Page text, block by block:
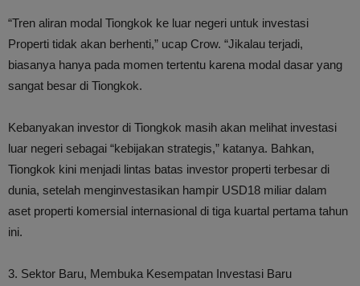
“Tren aliran modal Tiongkok ke luar negeri untuk investasi
Properti tidak akan berhenti,” ucap Crow. “Jikalau terjadi,
biasanya hanya pada momen tertentu karena modal dasar yang
sangat besar di Tiongkok.
Kebanyakan investor di Tiongkok masih akan melihat investasi
luar negeri sebagai “kebijakan strategis,” katanya. Bahkan,
Tiongkok kini menjadi lintas batas investor properti terbesar di
dunia, setelah menginvestasikan hampir USD18 miliar dalam
aset properti komersial internasional di tiga kuartal pertama tahun
ini.
3. Sektor Baru, Membuka Kesempatan Investasi Baru